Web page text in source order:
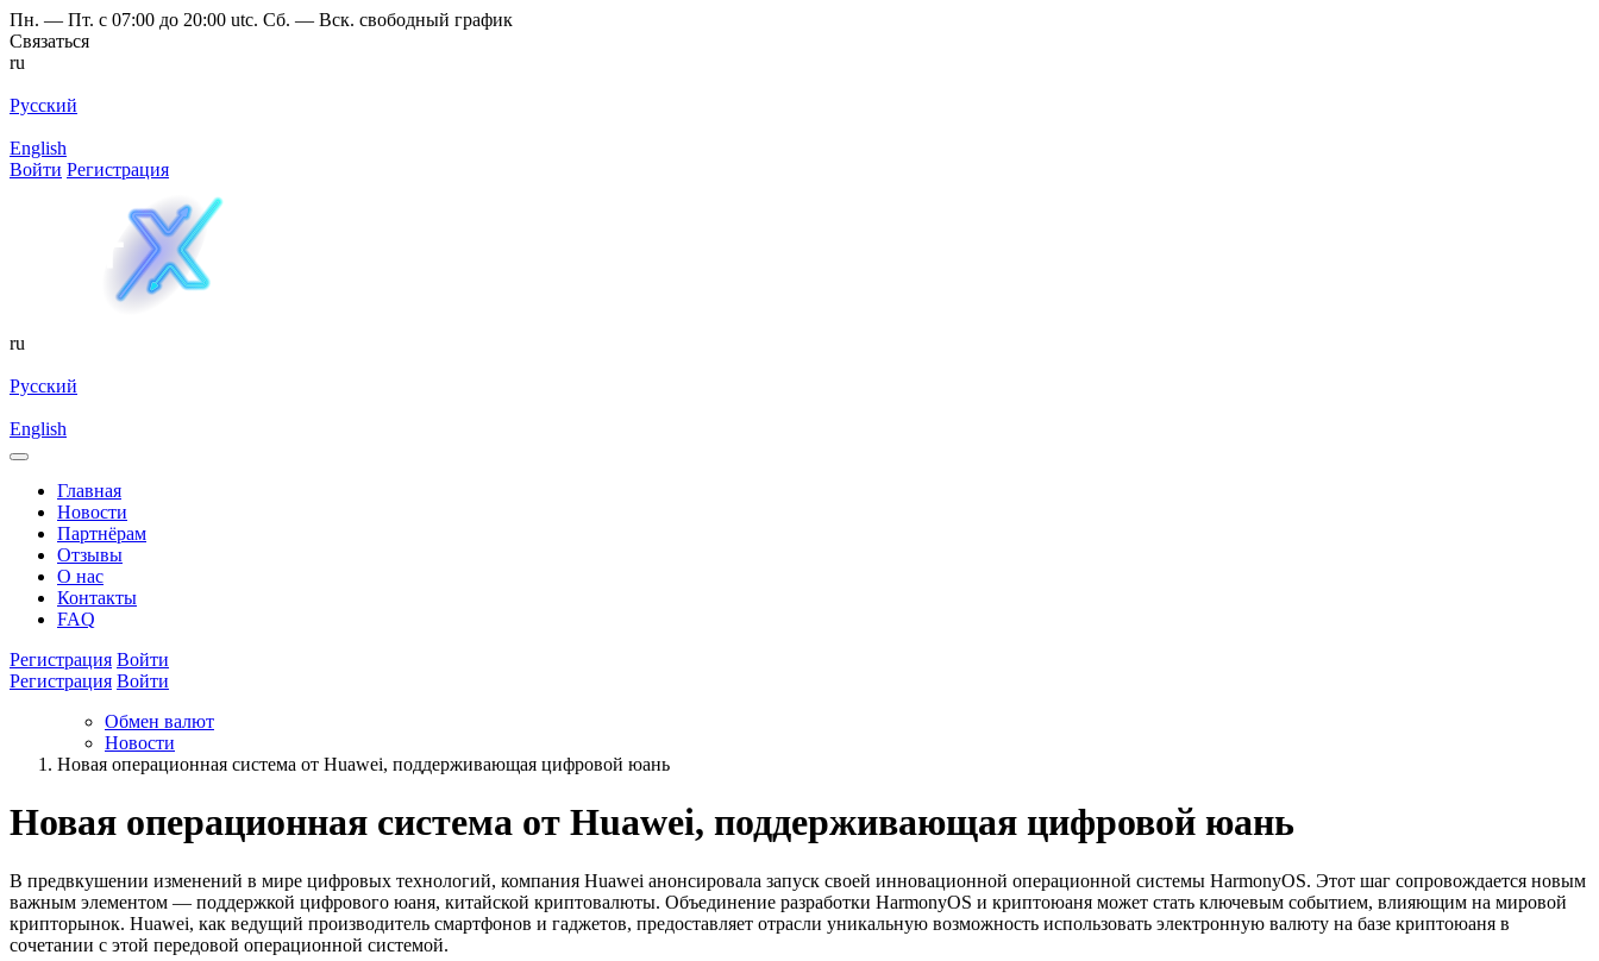
Пн. — Пт. с 07:00 до 20:00 utc. Сб. — Вск. свободный график
Связаться
ru
Русский
English
Войти Регистрация
ru
Русский
English
Главная
Новости
Партнёрам
Отзывы
О нас
Контакты
FAQ
Регистрация Войти
Регистрация Войти
Обмен валют
Новости
Новая операционная система от Huawei, поддерживающая цифровой юань
Новая операционная система от Huawei, поддерживающая цифровой юань
В предвкушении изменений в мире цифровых технологий, компания Huawei анонсировала запуск своей инновационной операционной системы HarmonyOS. Этот шаг сопровождается новым
важным элементом — поддержкой цифрового юаня, китайской криптовалюты. Объединение разработки HarmonyOS и криптоюаня может стать ключевым событием, влияющим на мировой
крипторынок. Huawei, как ведущий производитель смартфонов и гаджетов, предоставляет отрасли уникальную возможность использовать электронную валюту на базе криптоюаня в
сочетании с этой передовой операционной системой.